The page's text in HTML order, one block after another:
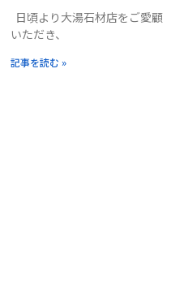
日頃より大湯石材店をご愛顧
いただき、
記事を読む »